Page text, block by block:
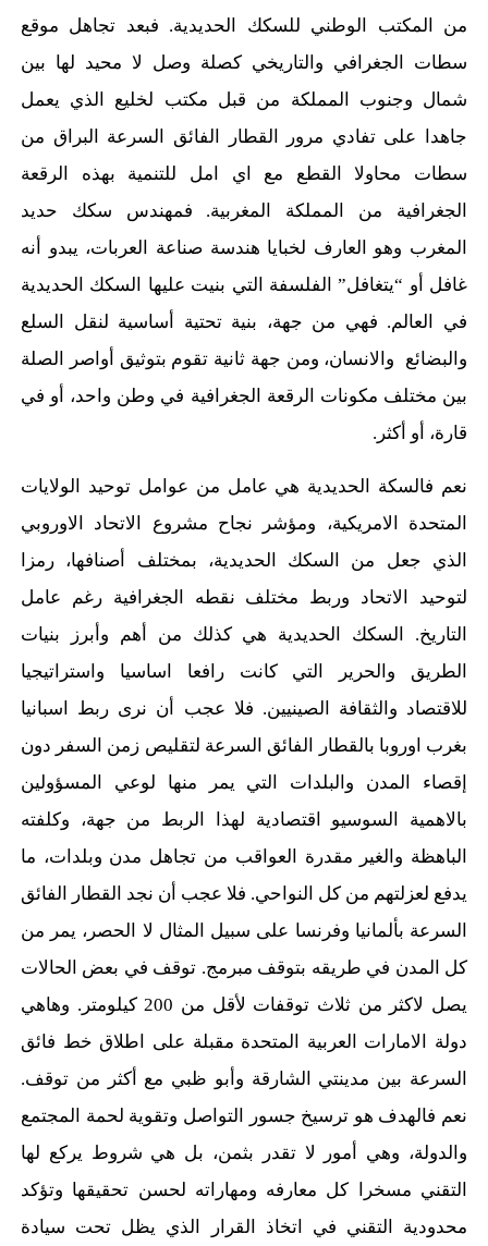
من المكتب الوطني للسكك الحديدية. فبعد تجاهل موقع
سطات الجغرافي والتاريخي كصلة وصل لا محيد لها بين
شمال وجنوب المملكة من قبل مكتب لخليع الذي يعمل
جاهدا على تفادي مرور القطار الفائق السرعة البراق من
سطات محاولا القطع مع اي امل للتنمية بهذه الرقعة
الجغرافية من المملكة المغربية. فمهندس سكك حديد
المغرب وهو العارف لخبايا هندسة صناعة العربات، يبدو أنه
غافل أو “يتغافل” الفلسفة التي بنيت عليها السكك الحديدية
في العالم. فهي من جهة، بنية تحتية أساسية لنقل السلع
والبضائع والانسان، ومن جهة ثانية تقوم بتوثيق أواصر الصلة
بين مختلف مكونات الرقعة الجغرافية في وطن واحد، أو في
قارة، أو أكثر.
نعم فالسكة الحديدية هي عامل من عوامل توحيد الولايات
المتحدة الامريكية، ومؤشر نجاح مشروع الاتحاد الاوروبي
الذي جعل من السكك الحديدية، بمختلف أصنافها، رمزا
لتوحيد الاتحاد وربط مختلف نقطه الجغرافية رغم عامل
التاريخ. السكك الحديدية هي كذلك من أهم وأبرز بنيات
الطريق والحرير التي كانت رافعا اساسيا واستراتيجيا
للاقتصاد والثقافة الصينيين. فلا عجب أن نرى ربط اسبانيا
بغرب اوروبا بالقطار الفائق السرعة لتقليص زمن السفر دون
إقصاء المدن والبلدات التي يمر منها لوعي المسؤولين
بالاهمية السوسيو اقتصادية لهذا الربط من جهة، وكلفته
الباهظة والغير مقدرة العواقب من تجاهل مدن وبلدات، ما
يدفع لعزلتهم من كل النواحي. فلا عجب أن نجد القطار الفائق
السرعة بألمانيا وفرنسا على سبيل المثال لا الحصر، يمر من
كل المدن في طريقه بتوقف مبرمج. توقف في بعض الحالات
يصل لاكثر من ثلاث توقفات لأقل من 200 كيلومتر. وهاهي
دولة الامارات العربية المتحدة مقبلة على اطلاق خط فائق
السرعة بين مدينتي الشارقة وأبو ظبي مع أكثر من توقف.
نعم فالهدف هو ترسيخ جسور التواصل وتقوية لحمة المجتمع
والدولة، وهي أمور لا تقدر بثمن، بل هي شروط يركع لها
التقني مسخرا كل معارفه ومهاراته لحسن تحقيقها وتؤكد
محدودية التقني في اتخاذ القرار الذي يظل تحت سيادة